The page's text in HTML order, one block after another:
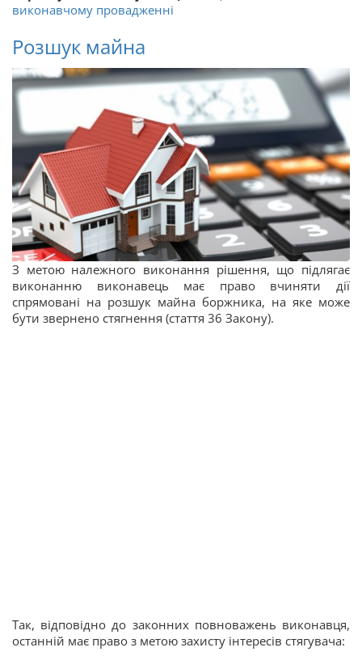
виконавчому провадженні
Розшук майна
З метою належного виконання рішення, що підлягає
виконанню виконавець має право вчиняти дії
спрямовані на розшук майна боржника, на яке може
бути звернено стягнення (стаття 36 Закону).
Так, відповідно до законних повноважень виконавця,
останній має право з метою захисту інтересів стягувача: